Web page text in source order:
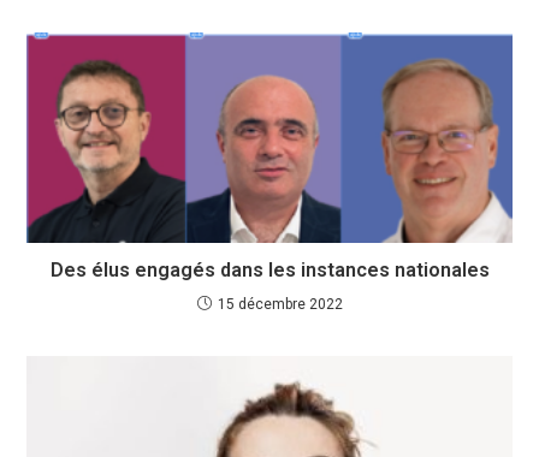
Des élus engagés dans les instances nationales
15 décembre 2022